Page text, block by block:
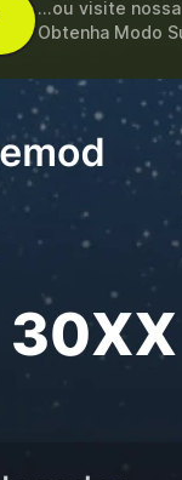
...ou visite
Obtenha Modo